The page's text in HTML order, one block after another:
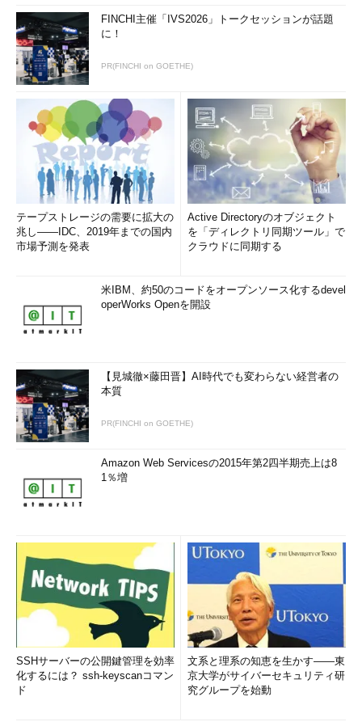
FINCHI主催「IVS2026」トークセッションが話題
に！
PR(FINCHI on GOETHE)
テープストレージの需要に拡大の
兆し――IDC、2019年までの国内
市場予測を発表
Active Directoryのオブジェクト
を「ディレクトリ同期ツール」で
クラウドに同期する
米IBM、約50のコードをオープンソース化するdevel
operWorks Openを開設
【見城徹×藤田晋】AI時代でも変わらない経営者の
本質
PR(FINCHI on GOETHE)
Amazon Web Servicesの2015年第2四半期売上は8
1％増
SSHサーバーの公開鍵管理を効率
化するには？ ssh-keyscanコマン
ド
文系と理系の知恵を生かす――東
京大学がサイバーセキュリティ研
究グループを始動